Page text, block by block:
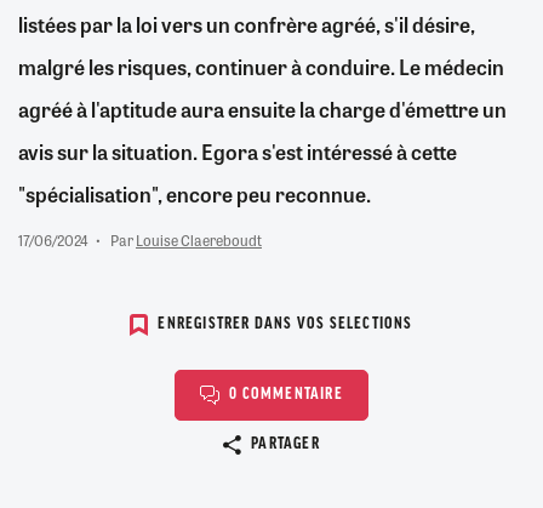
listées par la loi vers un confrère agréé, s'il désire,
malgré les risques, continuer à conduire. Le médecin
agréé à l'aptitude aura ensuite la charge d'émettre un
avis sur la situation. Egora s'est intéressé à cette
"spécialisation", encore peu reconnue.
17/06/2024 ParLouise Claereboudt
ENREGISTRER DANS VOS SELECTIONS
0 COMMENTAIRE
PARTAGER